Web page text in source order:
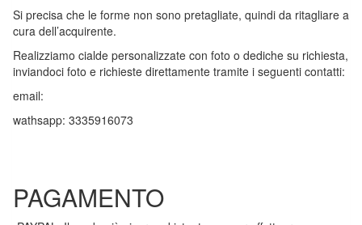
Si precisa che le forme non sono pretagliate, quindi da ritagliare a
cura dell’acquirente.
Realizziamo cialde personalizzate con foto o dediche su richiesta,
inviandoci foto e richieste direttamente tramite i seguenti contatti:
email:
wathsapp: 3335916073
PAGAMENTO